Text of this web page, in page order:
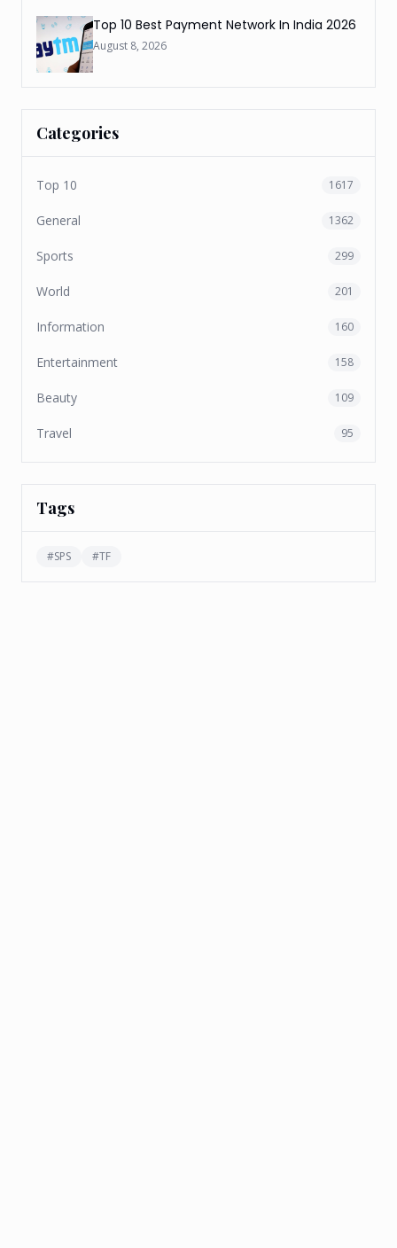
Top 10 Best Payment Network In India 2026
August 8, 2026
Categories
Top 10 1617
General 1362
Sports 299
World 201
Information 160
Entertainment 158
Beauty 109
Travel 95
Tags
#SPS #TF